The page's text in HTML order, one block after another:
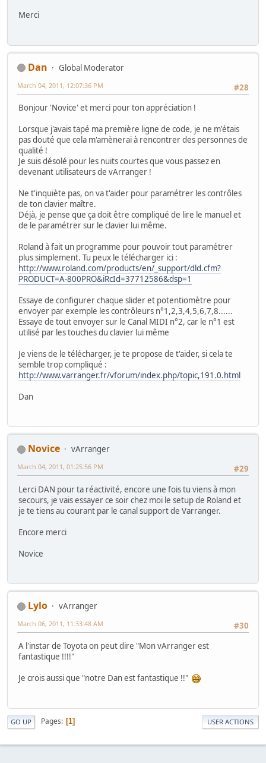
Merci
Dan
Global Moderator
#28
March 04, 2011, 12:07:36 PM
Bonjour 'Novice' et merci pour ton appréciation !
Lorsque j'avais tapé ma première ligne de code, je ne m'étais
pas douté que cela m'amènerai à rencontrer des personnes de
qualité !
Je suis désolé pour les nuits courtes que vous passez en
devenant utilisateurs de vArranger !
Ne t'inquiète pas, on va t'aider pour paramétrer les contrôles
de ton clavier maître.
Déjà, je pense que ça doit être compliqué de lire le manuel et
de le paramétrer sur le clavier lui même.
Roland à fait un programme pour pouvoir tout paramétrer
plus simplement. Tu peux le télécharger ici :
http://www.roland.com/products/en/_support/dld.cfm?
PRODUCT=A-800PRO&iRcId=37712586&dsp=1
Essaye de configurer chaque slider et potentiomètre pour
envoyer par exemple les contrôleurs n°1,2,3,4,5,6,7,8......
Essaye de tout envoyer sur le Canal MIDI n°2, car le n°1 est
utilisé par les touches du clavier lui même
Je viens de le télécharger, je te propose de t'aider, si cela te
semble trop compliqué :
http://www.varranger.fr/vforum/index.php/topic,191.0.html
Dan
Novice
vArranger
#29
March 04, 2011, 01:25:56 PM
Lerci DAN pour ta réactivité, encore une fois tu viens à mon
secours, je vais essayer ce soir chez moi le setup de Roland et
je te tiens au courant par le canal support de Varranger.
Encore merci
Novice
Lylo
vArranger
#30
March 06, 2011, 11:33:48 AM
A l'instar de Toyota on peut dire "Mon vArranger est
fantastique !!!!"
Je crois aussi que "notre Dan est fantastique !!"
GO UP Pages 1 USER ACTIONS